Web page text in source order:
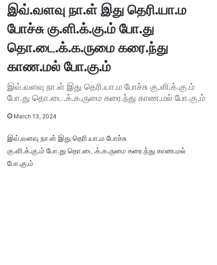
இவ்.வளவு நா.ள் இது தெரி.யா.ம
போச்சு கு.ளி.க்.கு.ம் போ.து
தொ.டை.க்.க.ருமை கரை.ந்து
காண.மல் போ.கு.ம்
இவ்.வளவு நா.ள் இது தெரி.யா.ம போச்சு கு.ளி.க்.கு.ம்
போ.து தொ.டை.க்.க.ருமை கரை.ந்து காண.மல் போ.கு.ம்
March 13, 2024
இவ்.வளவு நா.ள் இது தெரி.யா.ம போச்சு
கு.ளி.க்.கு.ம் போ.து தொ.டை.க்.க.ருமை கரை.ந்து காண.மல்
போ.கு.ம்